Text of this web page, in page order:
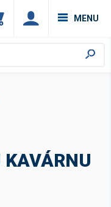
MENU
KAVÁRNU